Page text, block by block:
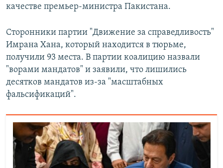
качестве премьер-министра Пакистана.
Сторонники партии "Движение за справедливость"
Имрана Хана, который находится в тюрьме,
получили 93 места. В партии коалицию назвали
"ворами мандатов" и заявили, что лишились
десятков мандатов из-за "масштабных
фальсификаций".